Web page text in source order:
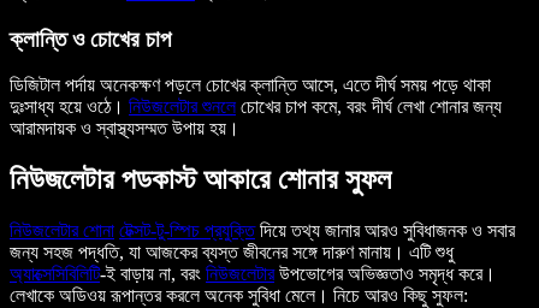
ক্লান্তি ও চোখের চাপ
ডিজিটাল পর্দায় অনেকক্ষণ পড়লে চোখের ক্লান্তি আসে, এতে দীর্ঘ সময় পড়ে থাকা
দুঃসাধ্য হয়ে ওঠে। নিউজলেটার শুনলেচোখের চাপ কমে, বরং দীর্ঘ লেখা শোনার জন্য
আরামদায়ক ও স্বাস্থ্যসম্মত উপায় হয়।
নিউজলেটার পডকাস্ট আকারে শোনার সুফল
নিউজলেটার শোনা টেক্সট-টু-স্পিচ প্রযুক্তিদিয়ে তথ্য জানার আরও সুবিধাজনক ও সবার
জন্য সহজ পদ্ধতি, যা আজকের ব্যস্ত জীবনের সঙ্গে দারুণ মানায়। এটি শুধু
অ্যাক্সেসিবিলিটি-ই বাড়ায় না, বরং নিউজলেটারউপভোগের অভিজ্ঞতাও সমৃদ্ধ করে।
লেখাকে অডিওয় রূপান্তর করলে অনেক সুবিধা মেলে। নিচে আরও কিছু সুফল: